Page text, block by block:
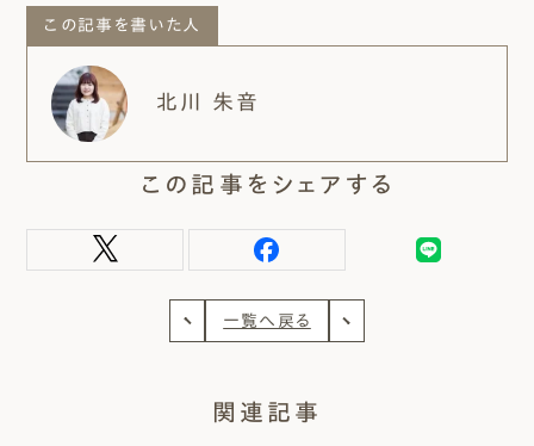
この記事を書いた人
北川 朱音
この記事をシェアする
一覧へ戻る
関連記事